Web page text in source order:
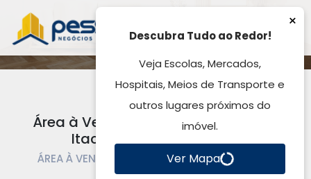
Área à Venda, por R$ 1.200.000,00 -
Itacolomi - Gravataí, RS
ÁREA À VENDA | ÁREA | GRAVATAÍ | ITACOLOMI
×
Descubra Tudo ao Redor!
Veja Escolas, Mercados,
Hospitais, Meios de Transporte e
outros lugares próximos do
imóvel.
Ver Mapa